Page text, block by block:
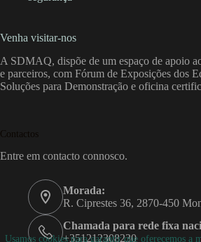
Usamos cookies para garantir que oferecemos a
Venha visitar-nos
A SDMAQ, dispõe de um espaço de apoio
e parceiros, com Fórum de Exposições dos
Soluções para Demonstração e oficina
Contactos
Entre em contacto connosco.
Morada:
R. Ciprestes 36, 2870-450
Chamada para rede fixa
+351212308230